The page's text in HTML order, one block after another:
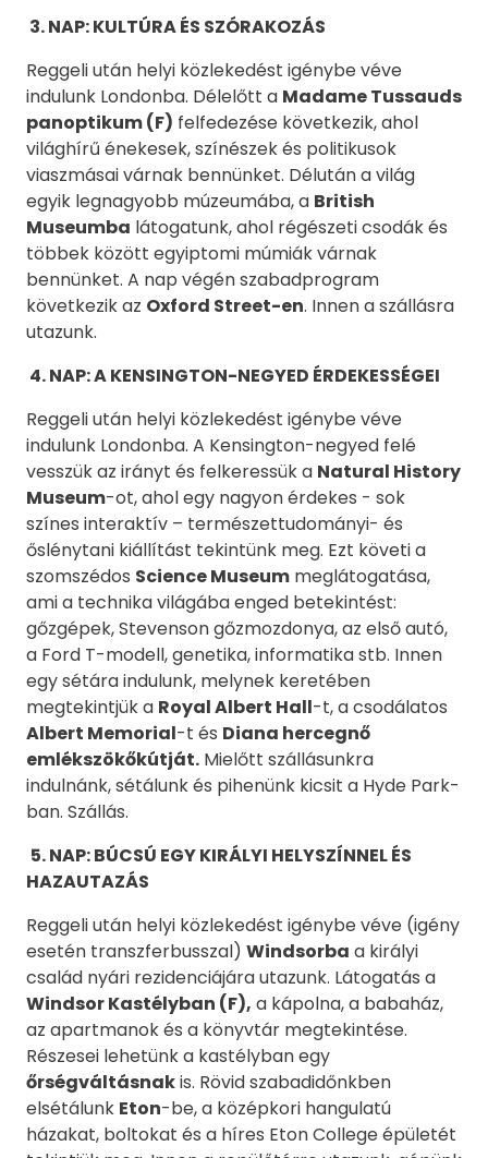
3. NAP: KULTÚRA ÉS SZÓRAKOZÁS
Reggeli után helyi közlekedést igénybe véve
indulunk Londonba. Délelőtt a Madame Tussauds
panoptikum (F) felfedezése következik, ahol
világhírű énekesek, színészek és politikusok
viaszmásai várnak bennünket. Délután a világ
egyik legnagyobb múzeumába, a British
Museumba látogatunk, ahol régészeti csodák és
többek között egyiptomi múmiák várnak
bennünket. A nap végén szabadprogram
következik az Oxford Street-en. Innen a szállásra
utazunk.
4. NAP: A KENSINGTON-NEGYED ÉRDEKESSÉGEI
Reggeli után helyi közlekedést igénybe véve
indulunk Londonba. A Kensington-negyed felé
vesszük az irányt és felkeressük a Natural History
Museum-ot, ahol egy nagyon érdekes - sok
színes interaktív – természettudományi- és
őslénytani kiállítást tekintünk meg. Ezt követi a
szomszédos Science Museum meglátogatása,
ami a technika világába enged betekintést:
gőzgépek, Stevenson gőzmozdonya, az első autó,
a Ford T-modell, genetika, informatika stb. Innen
egy sétára indulunk, melynek keretében
megtekintjük a Royal Albert Hall-t, a csodálatos
Albert Memorial-t és Diana hercegnő
emlékszökőkútját. Mielőtt szállásunkra
indulnánk, sétálunk és pihenünk kicsit a Hyde Park-
ban. Szállás.
5. NAP: BÚCSÚ EGY KIRÁLYI HELYSZÍNNEL ÉS
HAZAUTAZÁS
Reggeli után helyi közlekedést igénybe véve (igény
esetén transzferbusszal) Windsorba a királyi
család nyári rezidenciájára utazunk. Látogatás a
Windsor Kastélyban (F), a kápolna, a babaház,
az apartmanok és a könyvtár megtekintése.
Részesei lehetünk a kastélyban egy
őrségváltásnakis. Rövid szabadidőnkben
elsétálunk Eton-be, a középkori hangulatú
házakat, boltokat és a híres Eton College épületét